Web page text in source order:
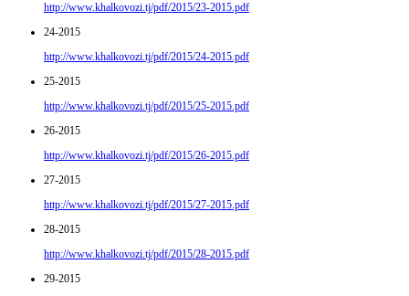
http://www.khalkovozi.tj/pdf/2015/23-2015.pdf
24-2015
http://www.khalkovozi.tj/pdf/2015/24-2015.pdf
25-2015
http://www.khalkovozi.tj/pdf/2015/25-2015.pdf
26-2015
http://www.khalkovozi.tj/pdf/2015/26-2015.pdf
27-2015
http://www.khalkovozi.tj/pdf/2015/27-2015.pdf
28-2015
http://www.khalkovozi.tj/pdf/2015/28-2015.pdf
29-2015